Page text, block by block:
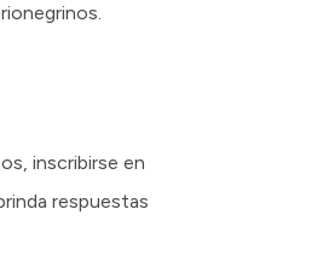
inscribirse en
respuestas